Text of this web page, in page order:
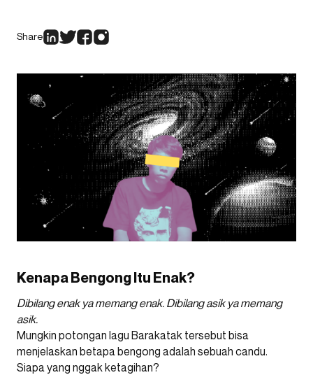
Share
Kenapa Bengong Itu Enak?
Dibilang enak ya memang enak. Dibilang asik ya memang
asik.
Mungkin potongan lagu Barakatak tersebut bisa
menjelaskan betapa bengong adalah sebuah candu.
Siapa yang nggak ketagihan?